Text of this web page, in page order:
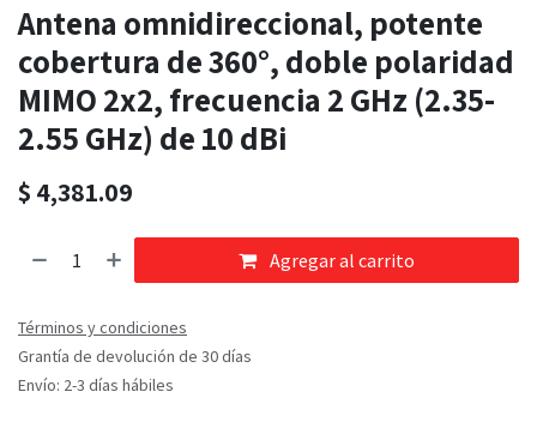
Antena omnidireccional, potente
cobertura de 360°, doble polaridad
MIMO 2x2, frecuencia 2 GHz (2.35-
2.55 GHz) de 10 dBi
$ 4,381.09
Agregar al carrito
Términos y condiciones
Grantía de devolución de 30 días
Envío: 2-3 días hábiles